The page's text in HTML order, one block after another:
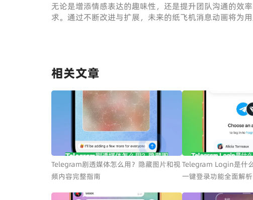
无论是增添情感表达的趣味性，还是提升团队沟通的效
求。通过不断改进与扩展，未来的纸飞机消息动画将为
相关文章
Telegram剧透媒体怎么用？隐藏图片和视
频内容完整指南
Telegram Login是什
一键登录功能全面解析